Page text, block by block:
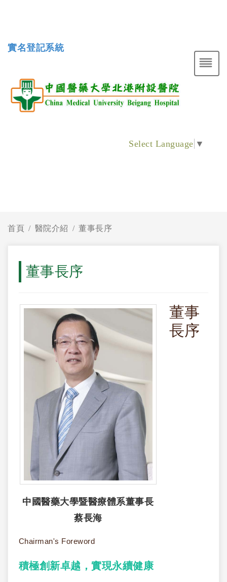
實名登記系統
Select Language ▼
首頁 醫院介紹 董事長序
董事長序
中國醫藥大學暨醫療體系董事長
蔡長海
董事
長序
Chairman's Foreword
積極創新卓越，實現永續健康